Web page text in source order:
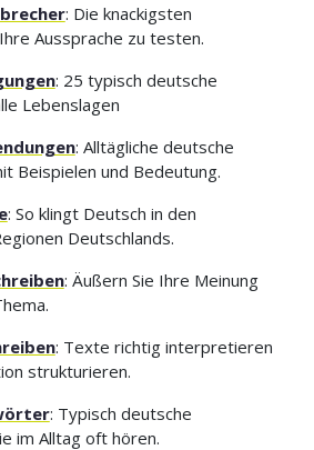
: Die knackigsten
Aussprache zu testen.
: 25 typisch deutsche
Lebenslagen
: Alltägliche deutsche
Beispielen und Bedeutung.
: So klingt Deutsch in den
Deutschlands.
: Äußern Sie Ihre Meinung
: Texte richtig interpretieren
strukturieren.
: Typisch deutsche
im Alltag oft hören.